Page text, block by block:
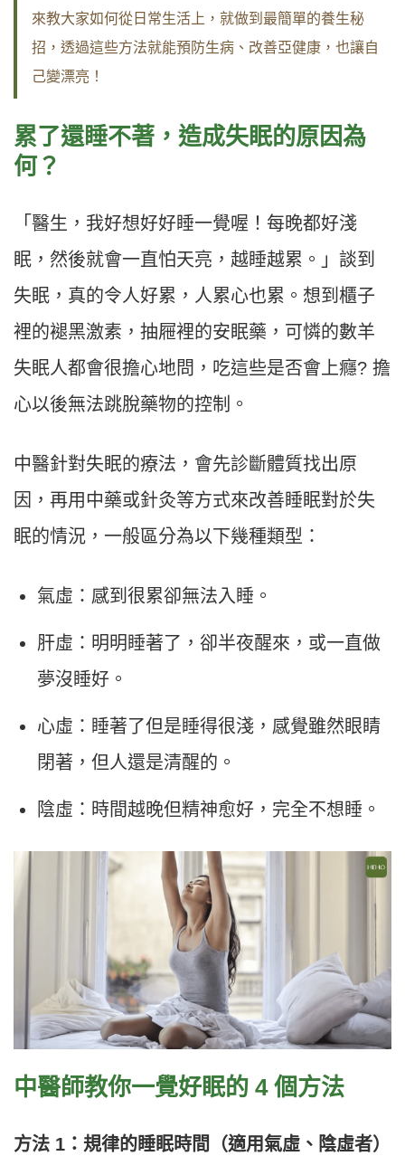
來教大家如何從日常生活上，就做到最簡單的養生秘
招，透過這些方法就能預防生病、改善亞健康，也讓自
己變漂亮！
累了還睡不著，造成失眠的原因為
何？
「醫生，我好想好好睡一覺喔！每晚都好淺
眠，然後就會一直怕天亮，越睡越累。」談到
失眠，真的令人好累，人累心也累。想到櫃子
裡的褪黑激素，抽屜裡的安眠藥，可憐的數羊
失眠人都會很擔心地問，吃這些是否會上癮? 擔
心以後無法跳脫藥物的控制。
中醫針對失眠的療法，會先診斷體質找出原
因，再用中藥或針灸等方式來改善睡眠對於失
眠的情況，一般區分為以下幾種類型：
氣虛：感到很累卻無法入睡。
肝虛：明明睡著了，卻半夜醒來，或一直做
夢沒睡好。
心虛：睡著了但是睡得很淺，感覺雖然眼睛
閉著，但人還是清醒的。
陰虛：時間越晚但精神愈好，完全不想睡。
中醫師教你一覺好眠的 4 個方法
方法 1：規律的睡眠時間（適用氣虛、陰虛者）